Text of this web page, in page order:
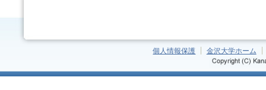
個人情報保護 金沢大学ホーム